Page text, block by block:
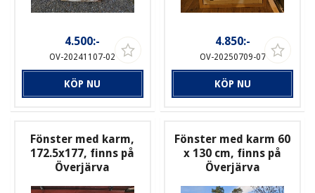
4.500:-
OV-20241107-02
KÖP NU
4.850:-
OV-20250709-07
KÖP NU
Fönster med karm,
172.5x177, finns på
Överjärva
Fönster med karm 60
x 130 cm, finns på
Överjärva